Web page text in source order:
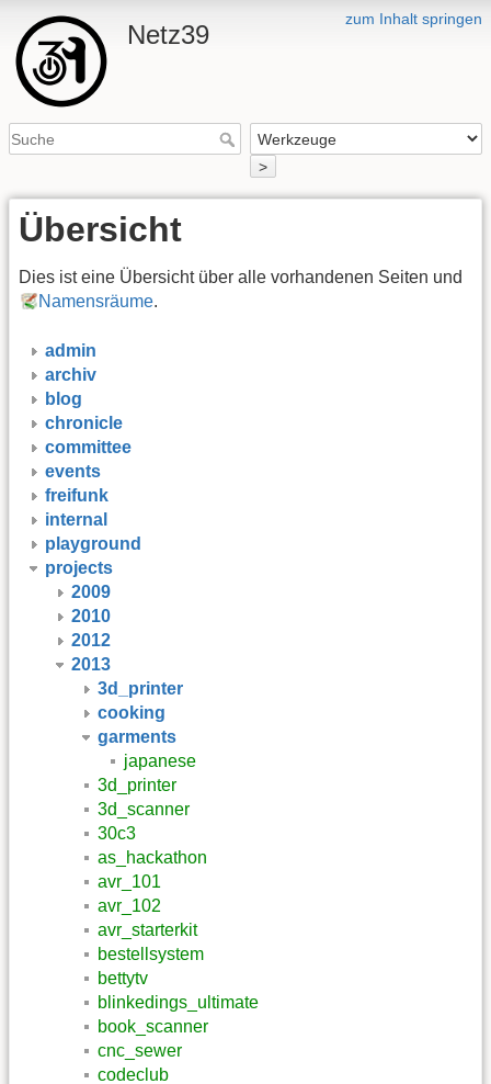
zum Inhalt springen
Netz39
>
Übersicht
Dies ist eine Übersicht über alle vorhandenen Seiten und
Namensräume.
admin
archiv
blog
chronicle
committee
events
freifunk
internal
playground
projects
2009
2010
2012
2013
3d_printer
cooking
garments
japanese
3d_printer
3d_scanner
30c3
as_hackathon
avr_101
avr_102
avr_starterkit
bestellsystem
bettytv
blinkedings_ultimate
book_scanner
cnc_sewer
codeclub